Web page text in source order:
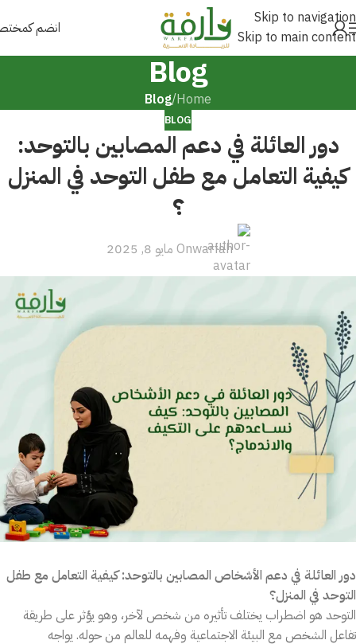
Skip to navigation
Skip to main content
انضم
Blog
Home
/
Blog
BLOG
دور العائلة في دعم المصابين بالتوحد:
كيفية التعامل مع طفل التوحد في المنزل
؟
warfahOn مايو 8, 2025
دور العائلة في دعم الأشخاص المصابين بالتوحد:كيفية التعامل مع طفل
التوحد في المنزل؟
التوحد هو اضطراب يختلف تأثيره من شخص لآخر، وهو يؤثر على طريقة
تفاعل الشخص مع البيئة الاجتماعية وفهمه للعالم من حوله. يواجه